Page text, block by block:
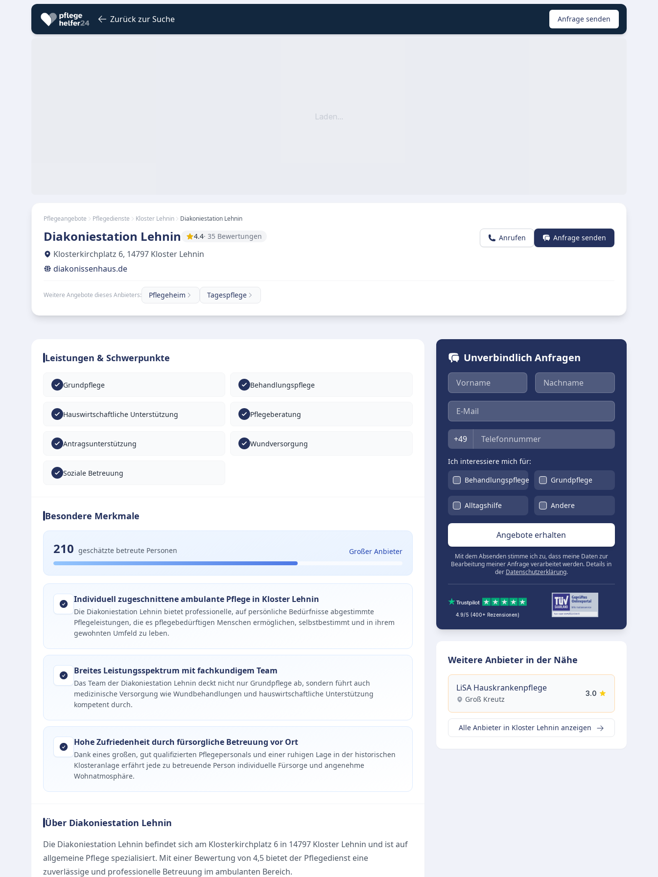
Zurück zur Suche Anfrage senden
Laden...
Pflegeangebote Pflegedienste Kloster Lehnin Diakoniestation Lehnin
Diakoniestation Lehnin 4.4· 35 Bewertungen
Klosterkirchplatz 6, 14797 Kloster Lehnin
diakonissenhaus.de
Anrufen Anfrage senden
Weitere Angebote dieses Anbieters: Pflegeheim Tagespflege
Leistungen & Schwerpunkte
Grundpflege Behandlungspflege
Hauswirtschaftliche Unterstützung Pflegeberatung
Antragsunterstützung Wundversorgung
Soziale Betreuung
Besondere Merkmale
210 geschätzte betreute Personen Großer Anbieter
Individuell zugeschnittene ambulante Pflege in Kloster Lehnin
Die Diakoniestation Lehnin bietet professionelle, auf persönliche Bedürfnisse abgestimmte
Pflegeleistungen, die es pflegebedürftigen Menschen ermöglichen, selbstbestimmt und in ihrem
gewohnten Umfeld zu leben.
Breites Leistungsspektrum mit fachkundigem Team
Das Team der Diakoniestation Lehnin deckt nicht nur Grundpflege ab, sondern führt auch
medizinische Versorgung wie Wundbehandlungen und hauswirtschaftliche Unterstützung
kompetent durch.
Hohe Zufriedenheit durch fürsorgliche Betreuung vor Ort
Dank eines großen, gut qualifizierten Pflegepersonals und einer ruhigen Lage in der historischen
Klosteranlage erfährt jede zu betreuende Person individuelle Fürsorge und angenehme
Wohnatmosphäre.
Über Diakoniestation Lehnin
Die Diakoniestation Lehnin befindet sich am Klosterkirchplatz 6 in 14797 Kloster Lehnin und ist auf
allgemeine Pflege spezialisiert. Mit einer Bewertung von 4,5 bietet der Pflegedienst eine
zuverlässige und professionelle Betreuung im ambulanten Bereich.
Unverbindlich Anfragen
Vorname Nachname
E-Mail
Telefon
+49
Ich interessiere mich für:
Behandlungspflege
Grundpflege
Alltagshilfe Andere
Angebote erhalten
Mit dem Absenden stimme ich zu, dass meine Daten zur
Bearbeitung meiner Anfrage verarbeitet werden. Details in
der Datenschutzerklärung.
4.9/5 (400+ Rezensionen)
Weitere Anbieter in der Nähe
LiSA Hauskrankenpflege
Groß Kreutz
3.0
Alle Anbieter in Kloster Lehnin anzeigen